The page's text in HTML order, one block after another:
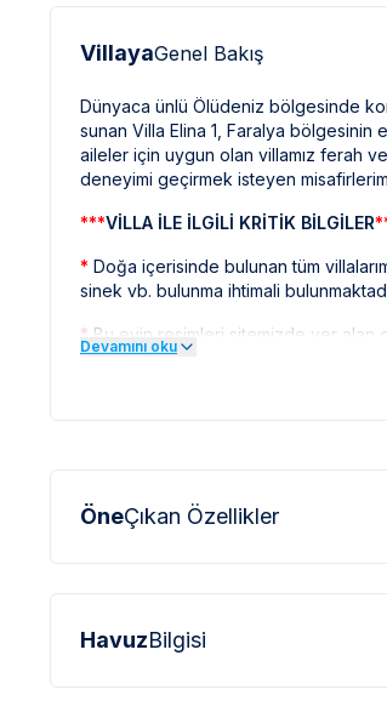
VillayaGenel Bakış
Dünyaca ünlü Ölüdeniz bölgesinde
sunan Villa Elina 1, Faralya bölgesinin
aileler için uygun olan villamız ferah
deneyimi geçirmek isteyen
***VİLLA İLE İLGİLİ KRİTİK BİLGİLER
* Doğa içerisinde bulunan tüm
sinek vb. bulunma ihtimali
* Bu evin resimleri sitemizde yer alan
profesyonel fotoğraf makinaları ile
***BÖLGE İLE İLGİLİ KRİTİK BİLGİLER
* Fethiye çevresinde bulunan
olabilmektedir.
* Fethiye bölgesinde özellikle yaz
Devamını oku
ÖneÇıkan Özellikler
HavuzBilgisi